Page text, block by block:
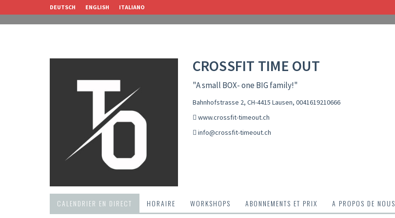
DEUTSCH ENGLISH ITALIANO
CROSSFIT TIME OUT
"A small BOX- one BIG family!"
Bahnhofstrasse 2, CH-4415 Lausen, 0041619210666
www.crossfit-timeout.ch
info@crossfit-timeout.ch
CALENDRIER EN DIRECT HORAIRE WORKSHOPS ABONNEMENTS ET PRIX A PROPOS DE NOUS